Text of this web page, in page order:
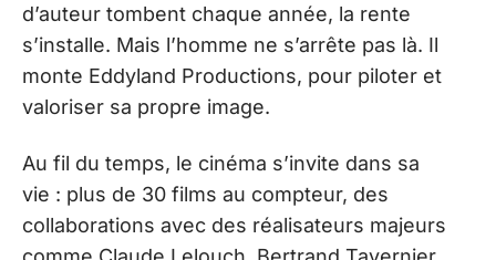
d’auteur tombent chaque année, la rente
s’installe. Mais l’homme ne s’arrête pas là. Il
monte Eddyland Productions, pour piloter et
valoriser sa propre image.
Au fil du temps, le cinéma s’invite dans sa
vie : plus de 30 films au compteur, des
collaborations avec des réalisateurs majeurs